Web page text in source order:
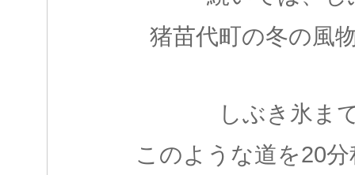
猪苗代町の冬の風
しぶき氷ま
このような道を20